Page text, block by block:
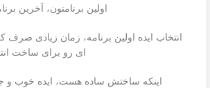
اولین برنامتون، آخرین
انتخاب ایده اولین برنامه، زمان زیادی صرف
ای رو برای ساخت
اینکه ساختش ساده هست، ایده خوب و